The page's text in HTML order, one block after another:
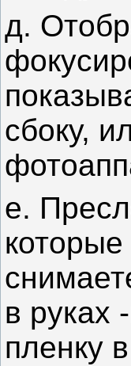
д.
сбоку,
е.
в руках
пленку